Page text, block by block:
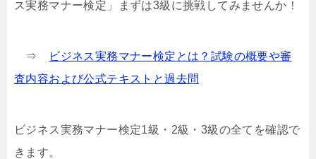
ス実務マナー検定」まずは3級に挑戦してみませんか！
⇒
ビジネス実務マナー検定とは？試験の概要や審
査内容および公式テキストと過去問
ビジネス実務マナー検定1級・2級・3級の全てを確認で
きます。